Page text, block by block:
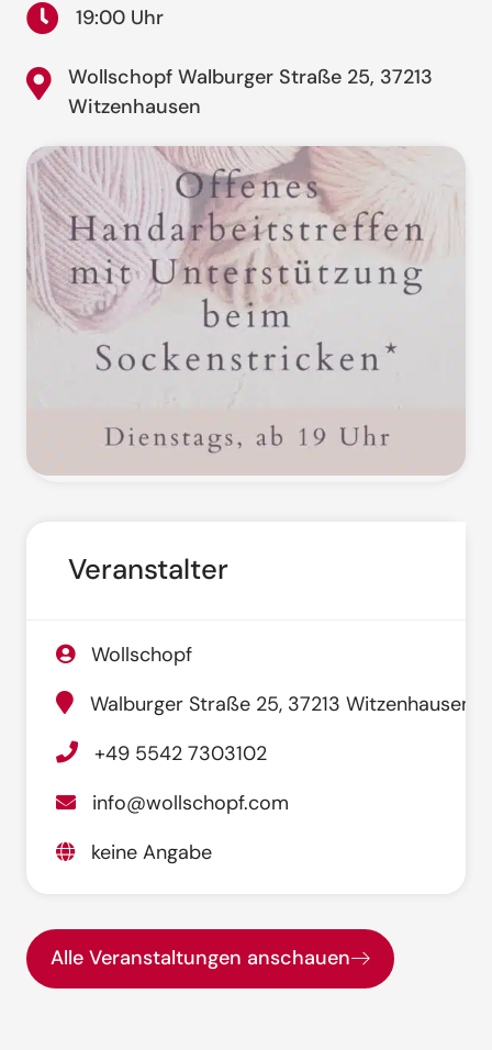
19:00 Uhr
Wollschopf Walburger Straße 25, 37213
Witzenhausen
Veranstalter
Wollschopf
Walburger Straße 25, 37213 Witzenhausen
+49 5542 7303102
info@wollschopf.com
keine Angabe
Alle Veranstaltungen anschauen